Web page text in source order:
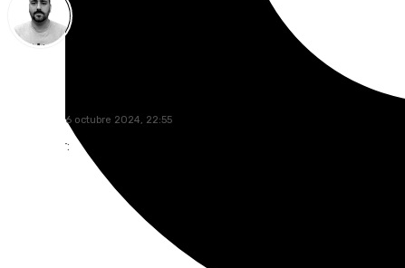
miércoles, 16 octubre 2024, 22:55
Compartir: